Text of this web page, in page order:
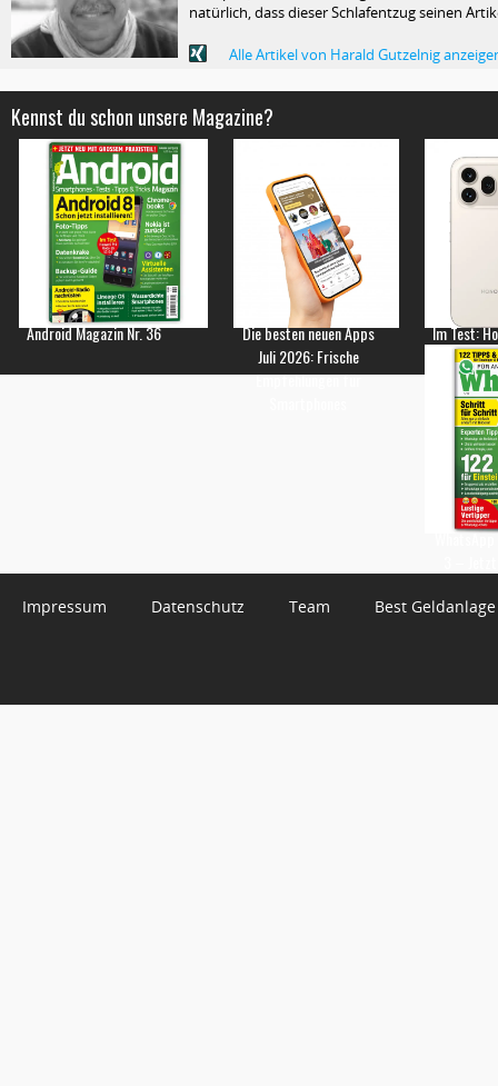
natürlich, dass dieser Schlafentzug seinen
Alle Artikel von Harald Gutzelnig
Kennst du schon unsere Magazine?
Android Magazin Nr. 36
Die besten neuen Apps
Juli 2026: Frische
Empfehlungen für
Im Test:
Impressum Datenschutz Team Best Geldanlage